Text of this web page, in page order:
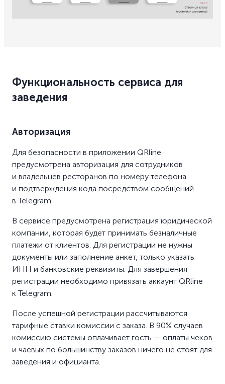
Функциональность сервиса для
заведения
Авторизация
Для безопасности в приложении QRline
предусмотрена авторизация для сотрудников
и владельцев ресторанов по номеру телефона
и подтверждения кода посредством сообщений
в Telegram.
В сервисе предусмотрена регистрация юридической
компании, которая будет принимать безналичные
платежи от клиентов. Для регистрации не нужны
документы или заполнение анкет, только указать
ИНН и банковские реквизиты. Для завершения
регистрации необходимо привязать аккаунт QRline
к Telegram.
После успешной регистрации рассчитываются
тарифные ставки комиссии с заказа. В 90% случаев
комиссию системы оплачивает гость — оплаты чеков
и чаевых по большинству заказов ничего не стоят для
заведения и официанта.